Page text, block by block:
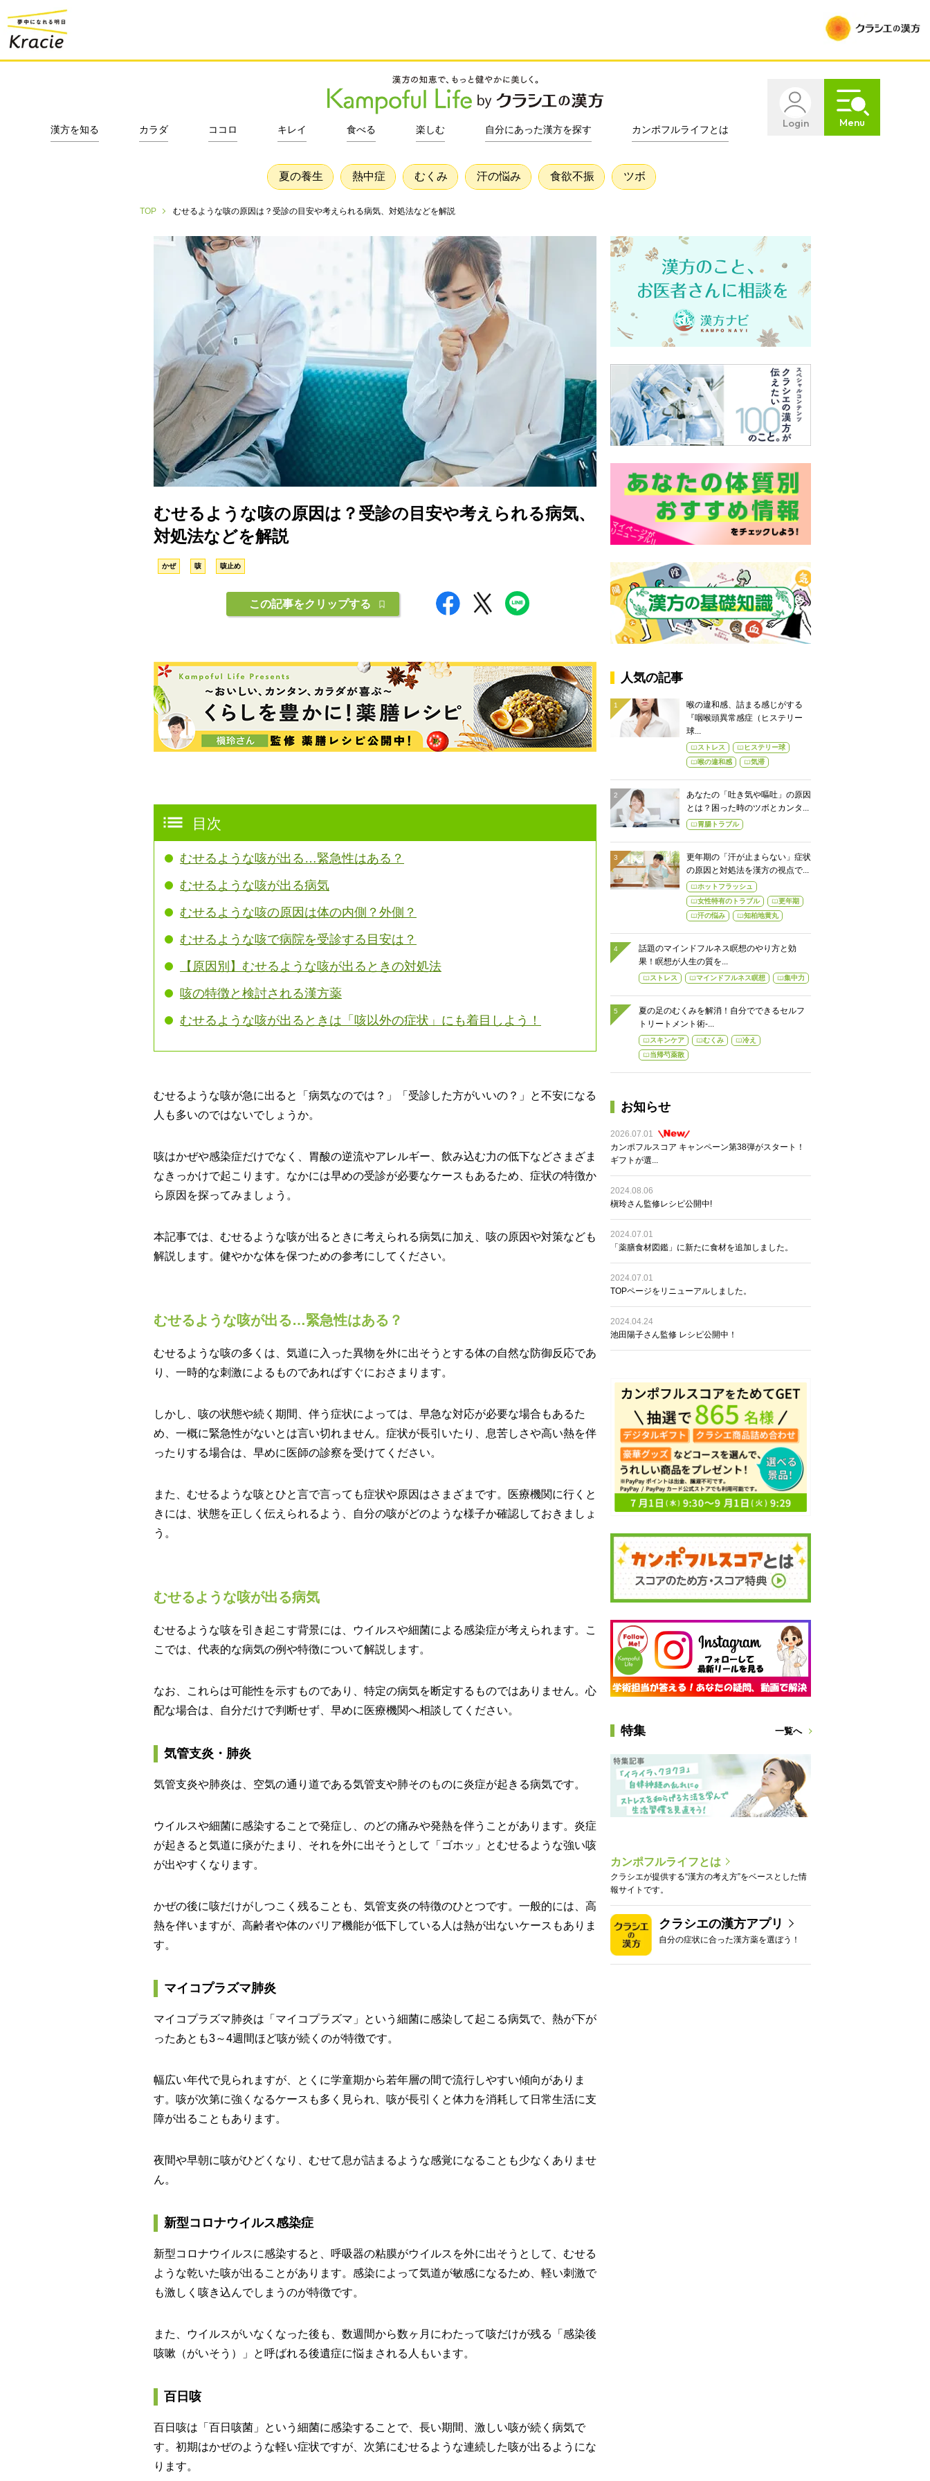
Login Menu
漢方を知る カラダ ココロ キレイ 食べる 楽しむ 自分にあった漢方を探す カンポフルライフとは
夏の養生 熱中症 むくみ 汗の悩み 食欲不振 ツボ
TOP むせるような咳の原因は？受診の目安や考えられる病気、対処法などを解説
むせるような咳の原因は？受診の目安や考えられる病気、
対処法などを解説
かぜ 咳 咳止め
この記事をクリップする
目次
むせるような咳が出る…緊急性はある？
むせるような咳が出る病気
むせるような咳の原因は体の内側？外側？
むせるような咳で病院を受診する目安は？
【原因別】むせるような咳が出るときの対処法
咳の特徴と検討される漢方薬
むせるような咳が出るときは「咳以外の症状」にも着目しよう！
むせるような咳が急に出ると「病気なのでは？」「受診した方がいいの？」と不安になる
人も多いのではないでしょうか。
咳はかぜや感染症だけでなく、胃酸の逆流やアレルギー、飲み込む力の低下などさまざま
なきっかけで起こります。なかには早めの受診が必要なケースもあるため、症状の特徴か
ら原因を探ってみましょう。
本記事では、むせるような咳が出るときに考えられる病気に加え、咳の原因や対策なども
解説します。健やかな体を保つための参考にしてください。
むせるような咳が出る…緊急性はある？
むせるような咳の多くは、気道に入った異物を外に出そうとする体の自然な防御反応であ
り、一時的な刺激によるものであればすぐにおさまります。
しかし、咳の状態や続く期間、伴う症状によっては、早急な対応が必要な場合もあるた
め、一概に緊急性がないとは言い切れません。症状が長引いたり、息苦しさや高い熱を伴
ったりする場合は、早めに医師の診察を受けてください。
また、むせるような咳とひと言で言っても症状や原因はさまざまです。医療機関に行くと
きには、状態を正しく伝えられるよう、自分の咳がどのような様子か確認しておきましょ
う。
むせるような咳が出る病気
むせるような咳を引き起こす背景には、ウイルスや細菌による感染症が考えられます。こ
こでは、代表的な病気の例や特徴について解説します。
なお、これらは可能性を示すものであり、特定の病気を断定するものではありません。心
配な場合は、自分だけで判断せず、早めに医療機関へ相談してください。
気管支炎・肺炎
気管支炎や肺炎は、空気の通り道である気管支や肺そのものに炎症が起きる病気です。
ウイルスや細菌に感染することで発症し、のどの痛みや発熱を伴うことがあります。炎症
が起きると気道に痰がたまり、それを外に出そうとして「ゴホッ」とむせるような強い咳
が出やすくなります。
かぜの後に咳だけがしつこく残ることも、気管支炎の特徴のひとつです。一般的には、高
熱を伴いますが、高齢者や体のバリア機能が低下している人は熱が出ないケースもありま
す。
マイコプラズマ肺炎
マイコプラズマ肺炎は「マイコプラズマ」という細菌に感染して起こる病気で、熱が下が
ったあとも3～4週間ほど咳が続くのが特徴です。
幅広い年代で見られますが、とくに学童期から若年層の間で流行しやすい傾向がありま
す。咳が次第に強くなるケースも多く見られ、咳が長引くと体力を消耗して日常生活に支
障が出ることもあります。
夜間や早朝に咳がひどくなり、むせて息が詰まるような感覚になることも少なくありませ
ん。
新型コロナウイルス感染症
新型コロナウイルスに感染すると、呼吸器の粘膜がウイルスを外に出そうとして、むせる
ような乾いた咳が出ることがあります。感染によって気道が敏感になるため、軽い刺激で
も激しく咳き込んでしまうのが特徴です。
また、ウイルスがいなくなった後も、数週間から数ヶ月にわたって咳だけが残る「感染後
咳嗽（がいそう）」と呼ばれる後遺症に悩まされる人もいます。
百日咳
百日咳は「百日咳菌」という細菌に感染することで、長い期間、激しい咳が続く病気で
す。初期はかぜのような軽い症状ですが、次第にむせるような連続した咳が出るようにな
ります。
人気の記事
喉の違和感、詰まる感じがする
『咽喉頭異常感症（ヒステリー
球...
ストレス
ヒステリー球
喉の違和感
気滞
あなたの「吐き気や嘔吐」の原因
とは？困った時のツボとカンタ...
胃腸トラブル
更年期の「汗が止まらない」症状
の原因と対処法を漢方の視点で...
ホットフラッシュ
女性特有のトラブル
更年期
汗の悩み
知柏地黄丸
話題のマインドフルネス瞑想のやり方と効
果！瞑想が人生の質を...
ストレス マインドフルネス瞑想 集中力
夏の足のむくみを解消！自分でできるセルフ
トリートメント術-...
スキンケア むくみ
冷え
当帰芍薬散
お知らせ
2026.07.01
カンポフルスコア キャンペーン第38弾がスタート！
ギフトが選...
2024.08.06
槇玲さん監修レシピ公開中!
2024.07.01
「薬膳食材図鑑」に新たに食材を追加しました。
2024.07.01
TOPページをリニューアルしました。
2024.04.24
池田陽子さん監修 レシピ公開中！
特集 一覧へ
カンポフルライフとは
クラシエが提供する“漢方の考え方”をベースとした情
報サイトです。
クラシエの漢方アプリ
自分の症状に合った漢方薬を選ぼう！